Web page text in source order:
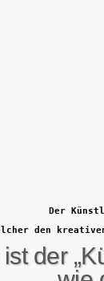
Der
den
der